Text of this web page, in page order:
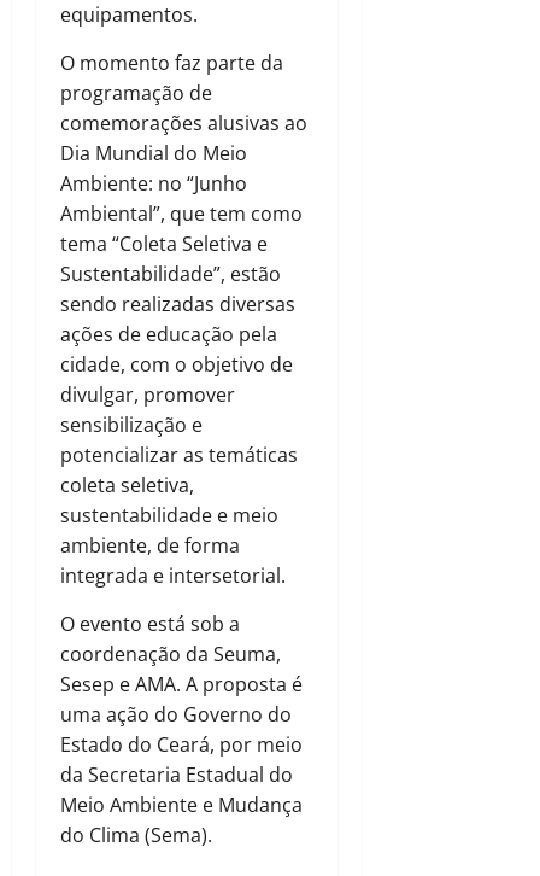
equipamentos.
O momento faz parte da
programação de
comemorações alusivas ao
Dia Mundial do Meio
Ambiente: no “Junho
Ambiental”, que tem como
tema “Coleta Seletiva e
Sustentabilidade”, estão
sendo realizadas diversas
ações de educação pela
cidade, com o objetivo de
divulgar, promover
sensibilização e
potencializar as temáticas
coleta seletiva,
sustentabilidade e meio
ambiente, de forma
integrada e intersetorial.
O evento está sob a
coordenação da Seuma,
Sesep e AMA. A proposta é
uma ação do Governo do
Estado do Ceará, por meio
da Secretaria Estadual do
Meio Ambiente e Mudança
do Clima (Sema).